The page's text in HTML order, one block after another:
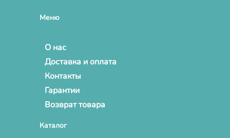
Меню
О нас
Доставка и оплата
Контакты
Гарантии
Возврат товара
Каталог